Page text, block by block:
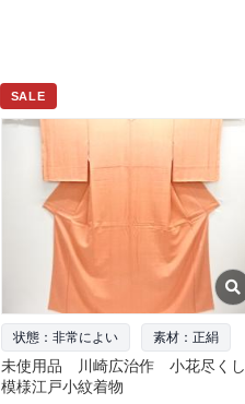
SALE
状態：非常によい 素材：正絹
未使用品 川崎広治作 小花尽くし
模様江戸小紋着物